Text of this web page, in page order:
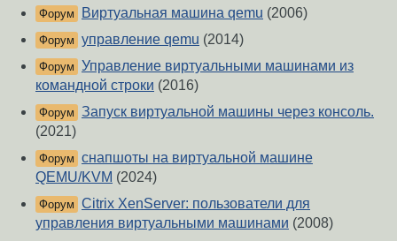
Форум Виртуальная машина qemu (2006)
Форум управление qemu (2014)
Форум Управление виртуальными машинами из
командной строки (2016)
Форум Запуск виртуальной машины через консоль.
(2021)
Форум снапшоты на виртуальной машине
QEMU/KVM (2024)
Форум Citrix XenServer: пользователи для
управления виртуальными машинами (2008)